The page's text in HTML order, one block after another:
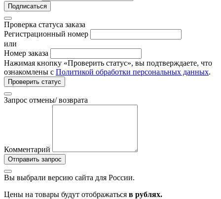
Подписаться
Проверка статуса заказа
Регистрационный номер
или
Номер заказа
Нажимая кнопку «Проверить статус», вы подтверждаете, что
ознакомлены с Политикой обработки персональных данных.
Проверить статус
Запрос отмены/ возврата
Комментарий
Отправить запрос
Вы выбрали версию сайта для России.
Цены на товары будут отображаться в рублях.